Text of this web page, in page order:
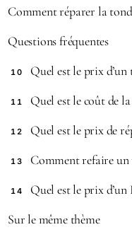
Comment réparer la
Questions fréquentes
10 Quel est le prix d’un
11 Quel est le coût de
12 Quel est le prix de
13 Comment refaire un
14 Quel est le prix d’un
Sur le même thème